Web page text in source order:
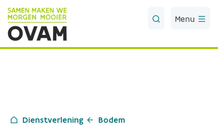
Skip to Main Content
Menu
Dienstverlening Bodem